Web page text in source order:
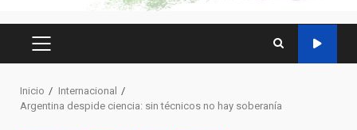
MENÚ
Inicio
Internacional
Argentina despide ciencia: sin técnicos no hay soberanía